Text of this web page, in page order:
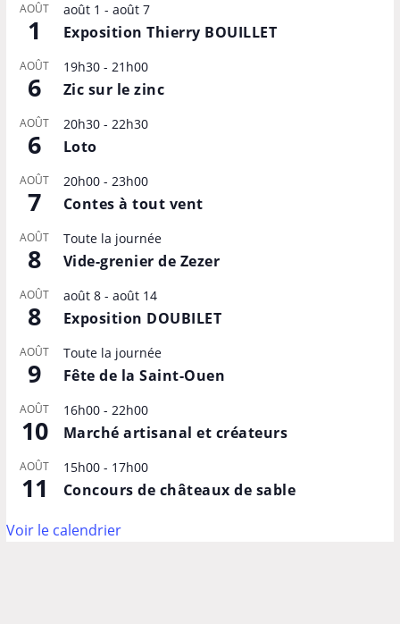
AOÛT
1
août 1 - août 7
Exposition Thierry BOUILLET
AOÛT
6
19h30- 21h00
Zic sur le zinc
AOÛT
6
20h30- 22h30
Loto
AOÛT
7
20h00- 23h00
Contes à tout vent
AOÛT
8
Toute la journée
Vide-grenier de Zezer
AOÛT
8
août 8- août 14
Exposition DOUBILET
AOÛT
9
Toute la journée
Fête de la Saint-Ouen
AOÛT
10
16h00- 22h00
Marché artisanal et créateurs
AOÛT
11
15h00- 17h00
Concours de châteaux de sable
Voir le calendrier